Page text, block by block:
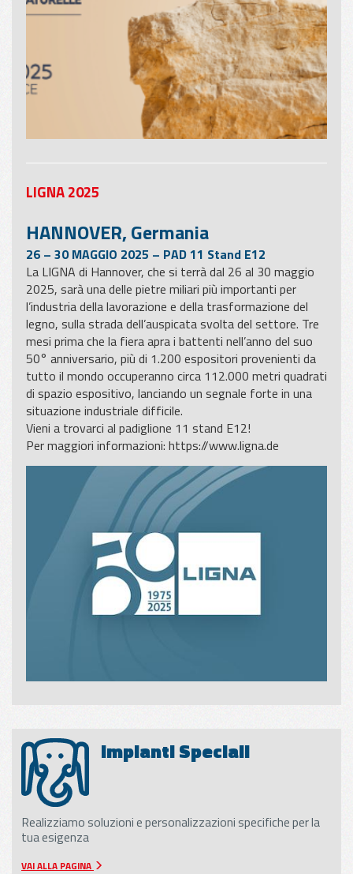
LIGNA 2025
HANNOVER, Germania
26 – 30 MAGGIO 2025 – PAD 11 Stand E12
La LIGNA di Hannover, che si terrà dal 26 al 30 maggio
2025, sarà una delle pietre miliari più importanti per
l’industria della lavorazione e della trasformazione del
legno, sulla strada dell’auspicata svolta del settore. Tre
mesi prima che la fiera apra i battenti nell’anno del suo
50° anniversario, più di 1.200 espositori provenienti da
tutto il mondo occuperanno circa 112.000 metri quadrati
di spazio espositivo, lanciando un segnale forte in una
situazione industriale difficile.
Vieni a trovarci al padiglione 11 stand E12!
Per maggiori informazioni: https://www.ligna.de
Impianti Speciali
Realizziamo soluzioni e personalizzazioni specifiche per la
tua esigenza
VAI ALLA PAGINA